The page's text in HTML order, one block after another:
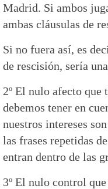
Madrid. Si ambos
ambas cláusulas de
Si no fuera así, es
de rescisión, sería
2º El nulo afecto
debemos tener en
nuestros intereses
las frases repetidas
entran dentro de las
3º El nulo control